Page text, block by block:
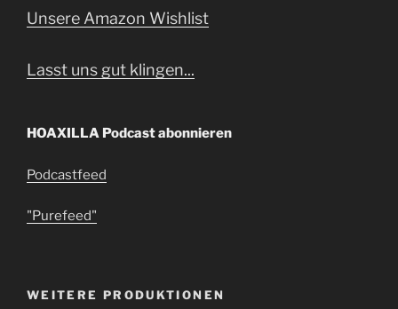
Unsere Amazon Wishlist
Lasst uns gut klingen...
HOAXILLA Podcast abonnieren
Podcastfeed
"Purefeed"
WEITERE PRODUKTIONEN